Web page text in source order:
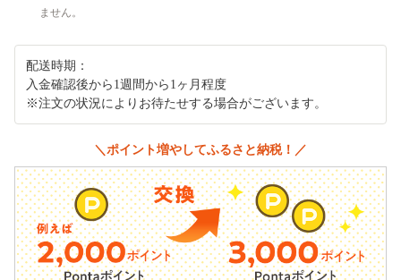
ません。
配送時期：
入金確認後から1週間から1ヶ月程度
※注文の状況によりお待たせする場合がございます。
＼ポイント増やしてふるさと納税！／